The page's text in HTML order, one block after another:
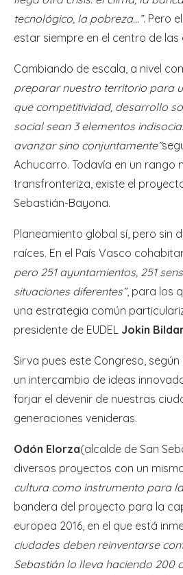
tecnológico, la pobreza…”. Pero
estar siempre en el centro de
Cambiando de escala, a nivel
preparar nuestro territorio para
que competitividad, desarrollo
social sean 3 elementos
avanzar sino conjuntamente”
Achucarro. Todavía en un rango
transfronteriza, existe el
Sebastián-Bayona.
Planeamiento global sí, pero sin
raíces. En el País Vasco
pero 251 ayuntamientos, 251
situaciones diferentes”, para los
una estrategia común
presidente de EUDEL Jokin
Sirva pues este Congreso, según
un intercambio de ideas
forjar el devenir de nuestras
generaciones venideras.
Odón Elorza(alcalde de San
diversos proyectos con un
cultura como instrumento para
bandera del proyecto para la
europea 2016, en el que está
ciudades deben reinventarse
Sebastián lo lleva haciendo 200